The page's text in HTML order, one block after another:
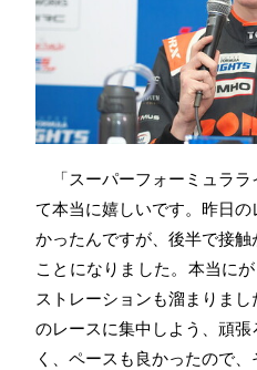
「スーパーフォーミュララ
て本当に嬉しいです。昨日
かったんですが、後半で接
ことになりました。本当に
ストレーションも溜まりま
のレースに集中しよう、頑
く、ペースも良かったので